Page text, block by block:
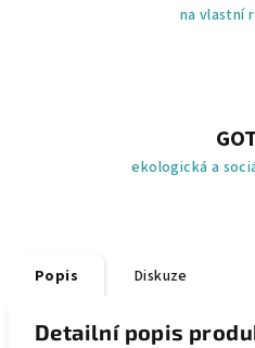
na vlastní
ekologická a
Popis Diskuze
Detailní popis